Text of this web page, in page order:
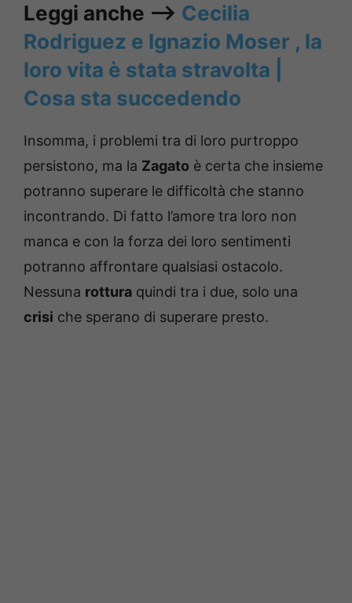
Leggi anche ——> Cecilia
Rodriguez e Ignazio Moser , la
loro vita è stata stravolta |
Cosa sta succedendo
Insomma, i problemi tra di loro purtroppo
persistono, ma la Zagato è certa che insieme
potranno superare le difficoltà che stanno
incontrando. Di fatto l’amore tra loro non
manca e con la forza dei loro sentimenti
potranno affrontare qualsiasi ostacolo.
Nessuna rottura quindi tra i due, solo una
crisi che sperano di superare presto.